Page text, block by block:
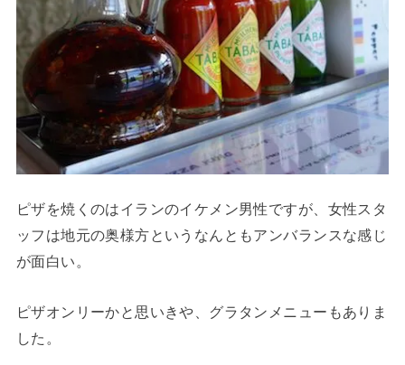
ピザを焼くのはイランのイケメン男性ですが、女性スタ
ッフは地元の奥様方というなんともアンバランスな感じ
が面白い。
ピザオンリーかと思いきや、グラタンメニューもありま
した。